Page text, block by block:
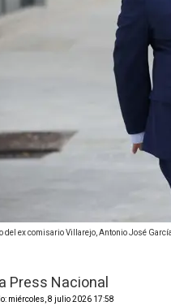
del ex comisario Villarejo, Antonio José
Press Nacional
miércoles, 8 julio 2026 17:58